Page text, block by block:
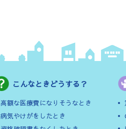
こんなときどうする？
高額な医療費になりそうなとき
病気やけがをしたとき